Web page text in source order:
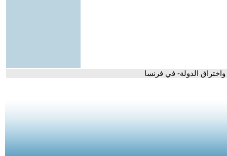
واختراق الدولة- في فرنسا